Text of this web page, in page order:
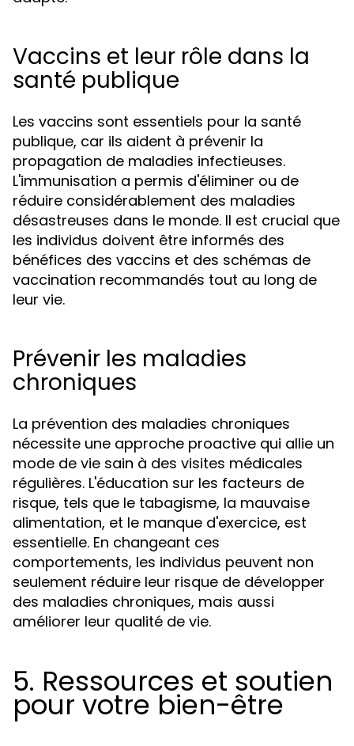
Vaccins et leur rôle dans la
santé publique
Les vaccins sont essentiels pour la santé
publique, car ils aident à prévenir la
propagation de maladies infectieuses.
L'immunisation a permis d'éliminer ou de
réduire considérablement des maladies
désastreuses dans le monde. Il est crucial que
les individus doivent être informés des
bénéfices des vaccins et des schémas de
vaccination recommandés tout au long de
leur vie.
Prévenir les maladies
chroniques
La prévention des maladies chroniques
nécessite une approche proactive qui allie un
mode de vie sain à des visites médicales
régulières. L'éducation sur les facteurs de
risque, tels que le tabagisme, la mauvaise
alimentation, et le manque d'exercice, est
essentielle. En changeant ces
comportements, les individus peuvent non
seulement réduire leur risque de développer
des maladies chroniques, mais aussi
améliorer leur qualité de vie.
5. Ressources et soutien
pour votre bien-être